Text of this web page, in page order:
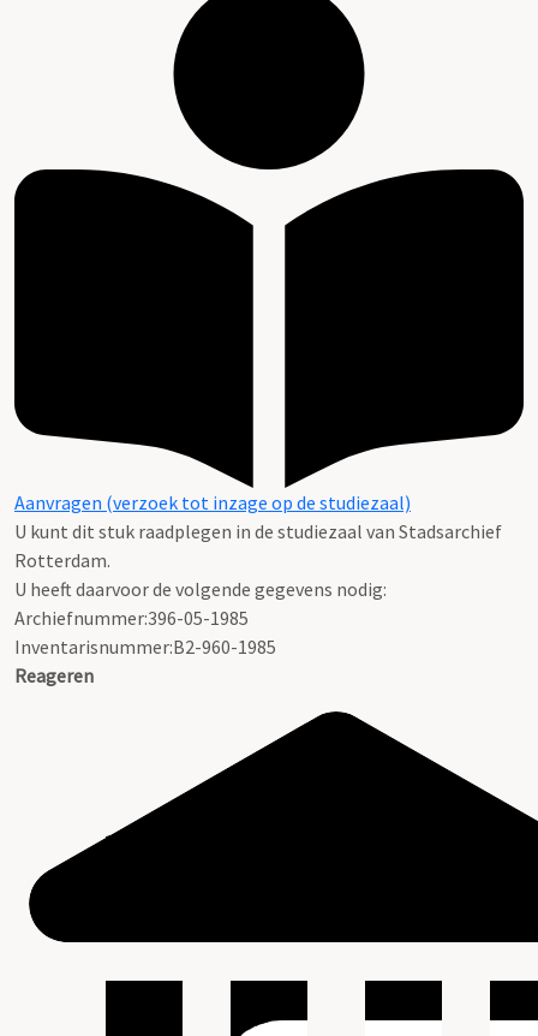
Aanvragen (verzoek tot inzage op de studiezaal)
U kunt dit stuk raadplegen in de studiezaal van Stadsarchief
Rotterdam.
U heeft daarvoor de volgende gegevens nodig:
Archiefnummer:396-05-1985
Inventarisnummer:B2-960-1985
Reageren